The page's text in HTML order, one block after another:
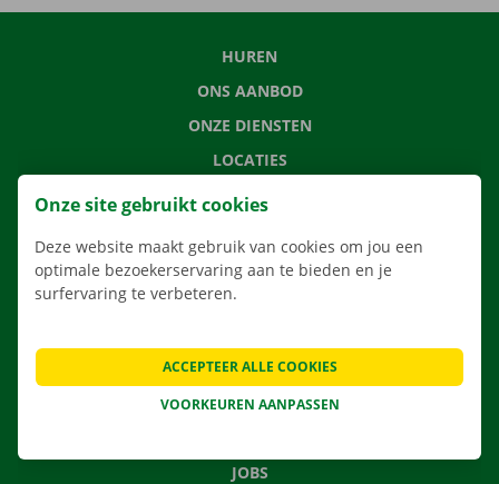
HUREN
ONS AANBOD
ONZE DIENSTEN
LOCATIES
APP
VEELGESTELDE VRAGEN
NIEUWS
JOBS
Onze site gebruikt cookies
Deze website maakt gebruik van cookies om jou een
optimale bezoekerservaring aan te bieden en je
surfervaring te verbeteren.
VOORKEUREN AANPASSEN
ACCEPTEER ALLE COOKIES